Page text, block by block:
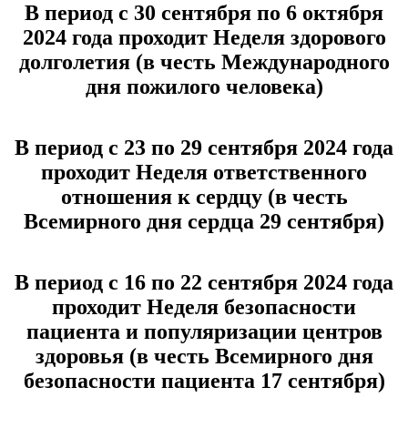
В период с 30 сентября по 6 октября
2024 года проходит Неделя здорового
долголетия (в честь Международного
дня пожилого человека)
В период с 23 по 29 сентября 2024 года
проходит Неделя ответственного
отношения к сердцу (в честь
Всемирного дня сердца 29 сентября)
В период с 16 по 22 сентября 2024 года
проходит Неделя безопасности
пациента и популяризации центров
здоровья (в честь Всемирного дня
безопасности пациента 17 сентября)